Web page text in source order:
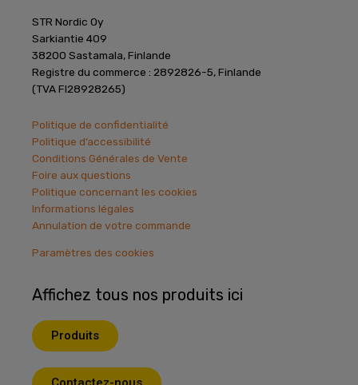
STR Nordic Oy
Sarkiantie 409
38200 Sastamala, Finlande
Registre du commerce : 2892826-5, Finlande
(TVA FI28928265)
Politique de confidentialité
Politique d’accessibilité
Conditions Générales de Vente
Foire aux questions
Politique concernant les cookies
Informations légales
Annulation de votre commande
Paramètres des cookies
Affichez tous nos produits ici
Produits